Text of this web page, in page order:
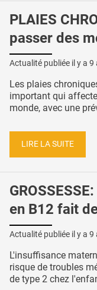
PLAIES
passer des
Actualité publiée il y a 9
Les plaies
important qui
monde, avec une
LIRE LA SUITE
en B12 fait
Actualité publiée il y a 9
L'insuffisance
risque de troubles
de type 2 chez